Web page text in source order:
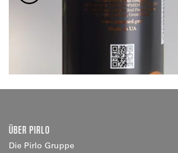
ÜBER PIRLO
Die Pirlo Gruppe